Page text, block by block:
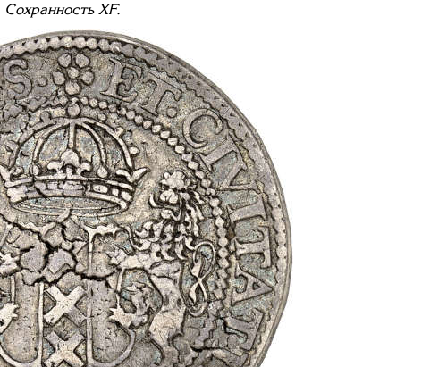
Сохранность XF.